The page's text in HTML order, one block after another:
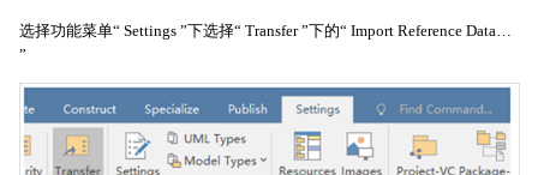
选择功能菜单“ Settings ”下选择“ Transfer ”下的“ Import Reference Data…
”